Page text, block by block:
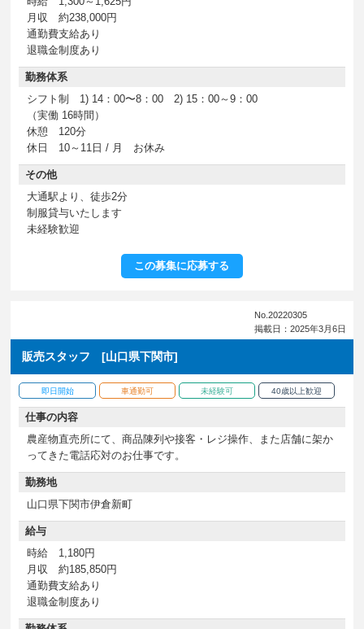
月収 約238,000円
通勤費支給あり
退職金制度あり
勤務体系
シフト制 1) 14：00〜8：00 2) 15：00～9：00
（実働 16時間）
休憩 120分
休日 10～11日 / 月 お休み
その他
大通駅より、徒歩2分
制服貸与いたします
未経験歓迎
この募集に応募する
No.20220305
掲載日：2025年3月6日
販売スタッフ [山口県下関市]
即日開始 車通勤可 未経験可 40歳以上歓迎
仕事の内容
農産物直売所にて、商品陳列や接客・レジ操作、また店舗に架か
ってきた電話応対のお仕事です。
勤務地
山口県下関市伊倉新町
給与
時給 1,180円
月収 約185,850円
通勤費支給あり
退職金制度あり